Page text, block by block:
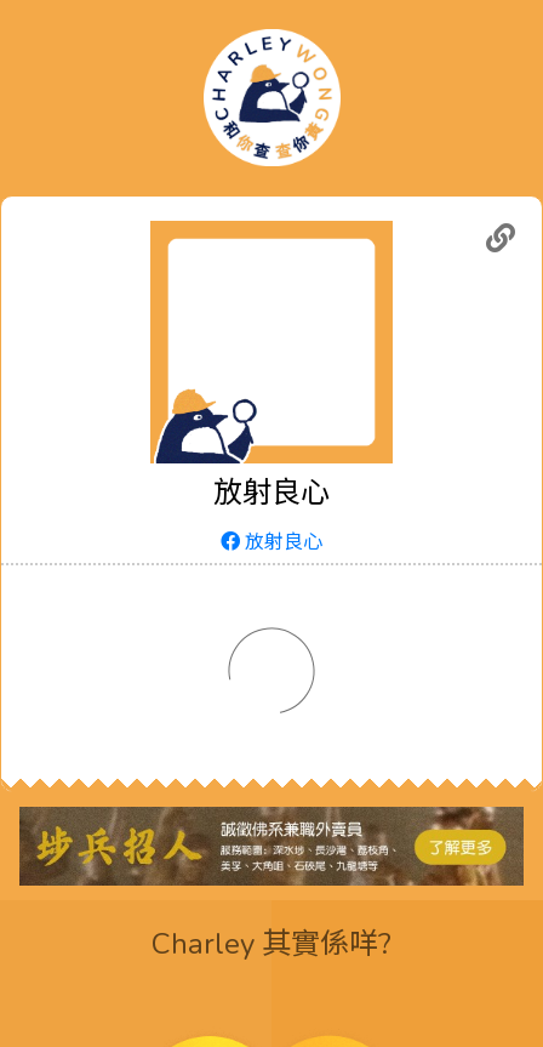
放射良心
放射良心
Charley 其實係咩?